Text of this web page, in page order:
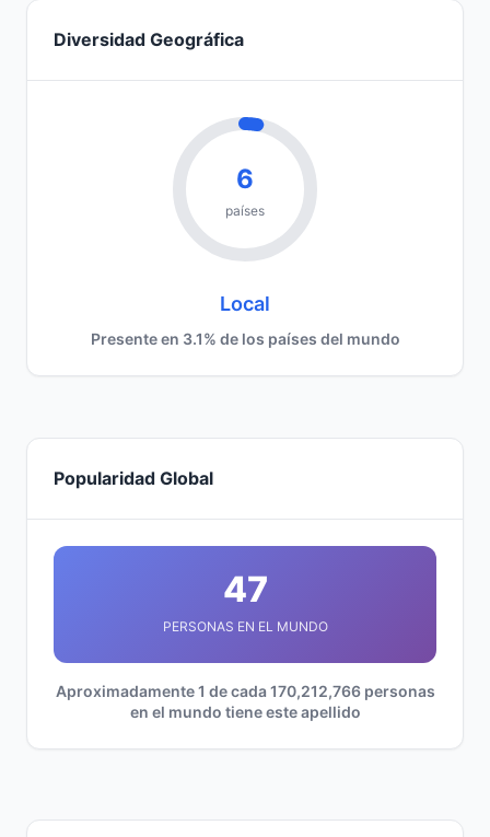
Diversidad Geográfica
6
países
Local
Presente en 3.1% de los países del mundo
Popularidad Global
47
PERSONAS EN EL MUNDO
Aproximadamente 1 de cada 170,212,766 personas
en el mundo tiene este apellido